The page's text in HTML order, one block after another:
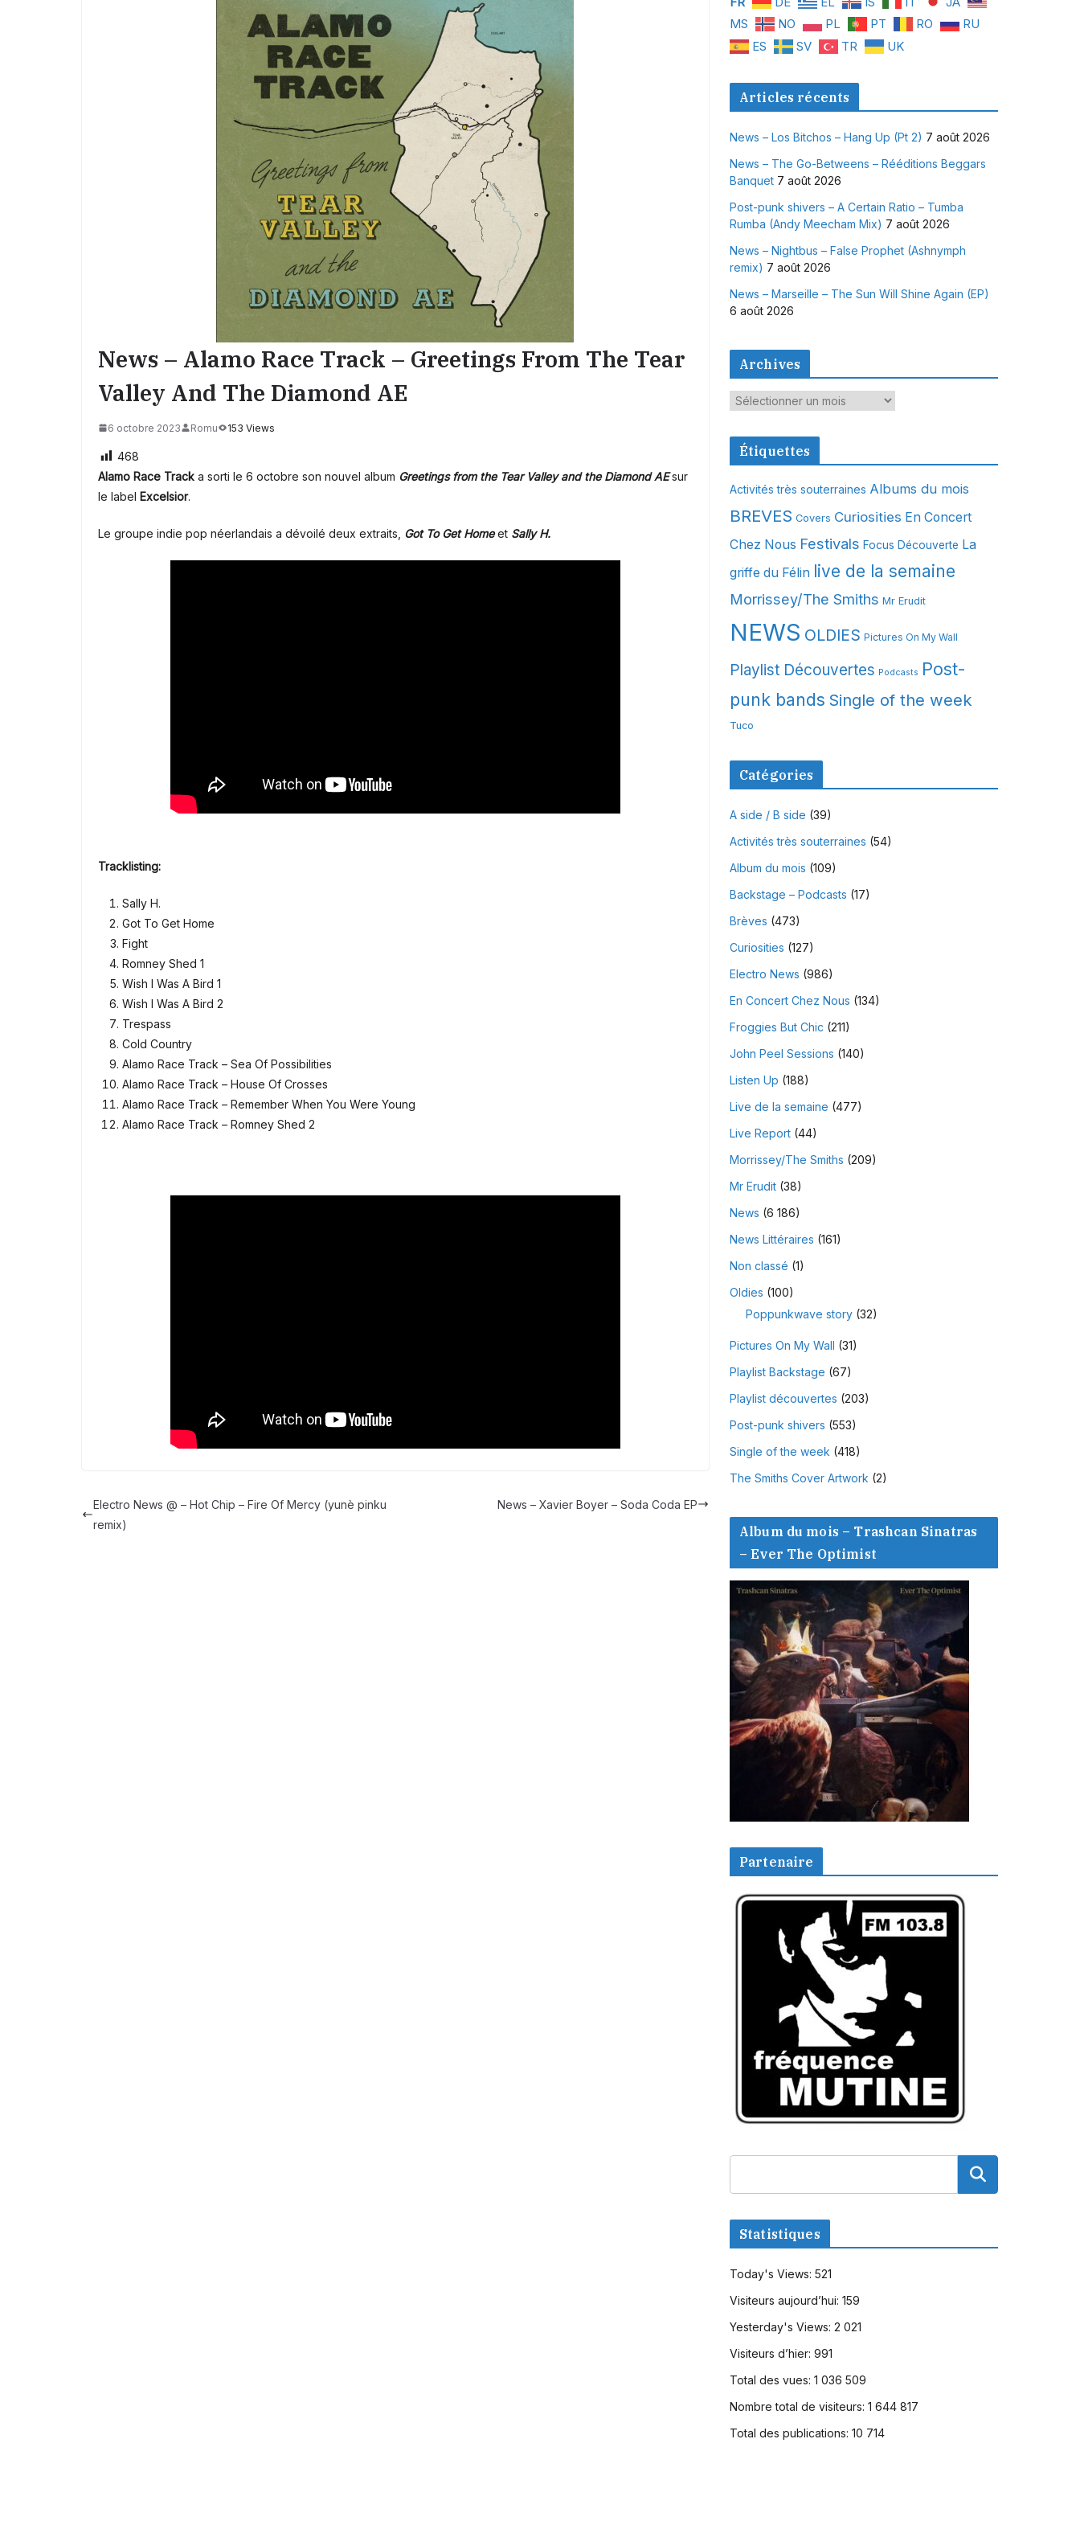
News – Alamo Race Track – Greetings From The Tear
Valley And The Diamond AE
6 octobre 2023 Romu 153 Views
468
Alamo Race Track a sorti le 6 octobre son nouvel album Greetings from the Tear Valley and the Diamond AEsur
le label Excelsior.
Le groupe indie pop néerlandais a dévoilé deux extraits, Got To Get Homeet Sally H.
Tracklisting:
Sally H.
Got To Get Home
Fight
Romney Shed 1
Wish I Was A Bird 1
Wish I Was A Bird 2
Trespass
Cold Country
Alamo Race Track – Sea Of Possibilities
Alamo Race Track – House Of Crosses
Alamo Race Track – Remember When You Were Young
Alamo Race Track – Romney Shed 2
Electro News @ – Hot Chip – Fire Of Mercy (yunè pinku
remix)
News – Xavier Boyer – Soda Coda EP
MS
NO PL PT RO
RU
ES
SV TR UK
Articles récents
News – Los Bitchos – Hang Up (Pt 2) 7 août 2026
News – The Go-Betweens – Rééditions Beggars
Banquet 7 août 2026
Post-punk shivers – A Certain Ratio – Tumba
Rumba (Andy Meecham Mix) 7 août 2026
News – Nightbus – False Prophet (Ashnymph
remix) 7 août 2026
News – Marseille – The Sun Will Shine Again (EP)
6 août 2026
Archives
A
c
e
s
Étiquettes
Activités très souterraines Albums du mois
BREVES Covers Curiosities En Concert
Chez Nous Festivals Focus Découverte La
griffe du Félin live de la semaine
Morrissey/The Smiths Mr Erudit
NEWS OLDIES Pictures On My Wall
Playlist Découvertes Podcasts Post-
punk bands Single of the week
Tuco
Catégories
A side / B side (39)
Activités très souterraines (54)
Album du mois (109)
Backstage – Podcasts (17)
Brèves (473)
Curiosities (127)
Electro News (986)
En Concert Chez Nous (134)
Froggies But Chic (211)
John Peel Sessions (140)
Listen Up (188)
Live de la semaine (477)
Live Report(44)
Morrissey/The Smiths (209)
Mr Erudit(38)
News (6 186)
News Littéraires (161)
Non classé (1)
Oldies (100)
Poppunkwave story(32)
Pictures On My Wall (31)
Playlist Backstage (67)
Playlist découvertes (203)
Post-punk shivers (553)
Single of the week (418)
The Smiths Cover Artwork (2)
Album du mois – Trashcan Sinatras
– Ever The Optimist
Partenaire
Statistiques
Today's Views: 521
Visiteurs aujourd’hui: 159
Yesterday's Views: 2 021
Visiteurs d’hier: 991
Total des vues: 1 036 509
Nombre total de visiteurs: 1 644 817
Total des publications: 10 714